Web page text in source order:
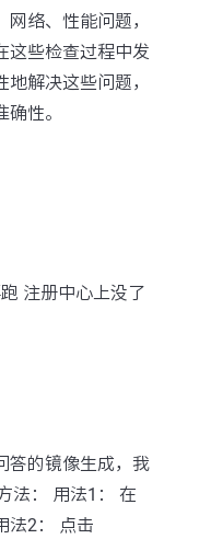
络、性能问题，
这些检查过程中发
解决这些问题，
性。
注册中心上没了
答的镜像生成，我
法： 用法1： 在
法2： 点击